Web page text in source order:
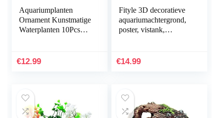
Aquariumplanten
Ornament Kunstmatige
Waterplanten 10Pcs
Aquarium Planten
€12.99
Fityle 3D decoratieve
aquariumachtergrond,
poster, vistank,
zelfklevend,
€14.99